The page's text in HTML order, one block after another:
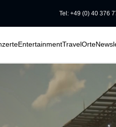
Tel: +49 (0) 40 376
EntertainmentTravelOrte